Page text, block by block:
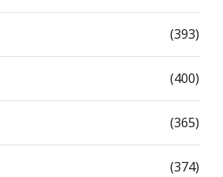
(393)
(400)
(365)
(374)